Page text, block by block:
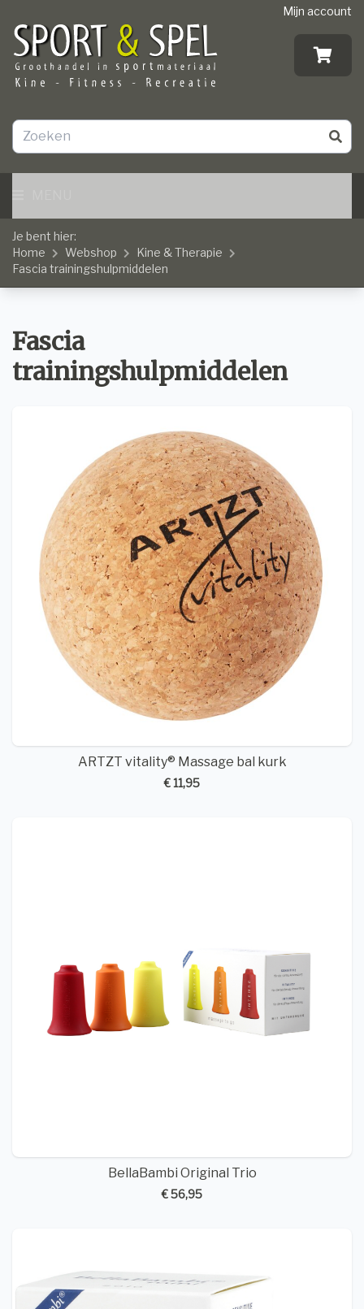
Mijn account
Je bent hier:
Home
Webshop
Kine & Therapie
Fascia trainingshulpmiddelen
Fascia
trainingshulpmiddelen
ARTZT vitality® Massage bal kurk
€ 11,95
BellaBambi Original Trio
€ 56,95